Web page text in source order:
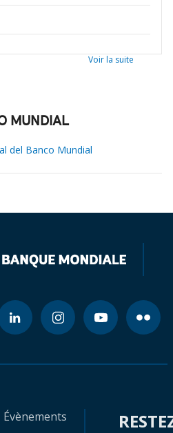
Voir la suite
MUNDIAL
del Banco Mundial
Évènements